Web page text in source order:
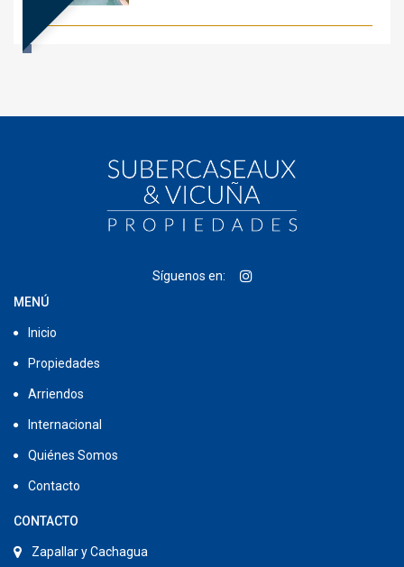
Síguenos en:
MENÚ
Inicio
Propiedades
Arriendos
Internacional
Quiénes Somos
Contacto
CONTACTO
Zapallar y Cachagua